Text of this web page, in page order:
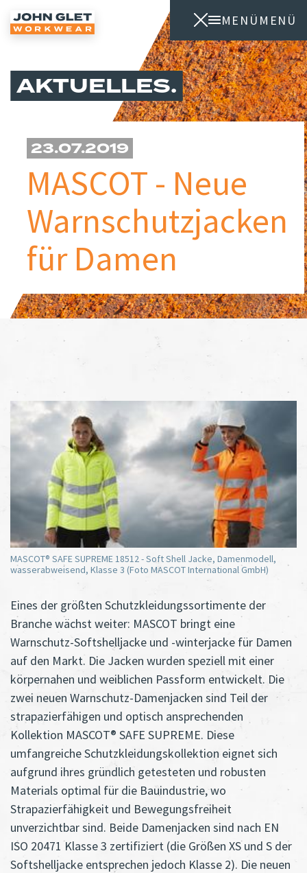
MENÜ
MENÜ
AKTUELLES
MASCOT - Neue
Warnschutzjacken
für Damen
23.07.2019
MASCOT® SAFE SUPREME 18512 - Soft Shell Jacke, Damenmodell,
wasserabweisend, Klasse 3 (Foto MASCOT International GmbH)
Eines der größten Schutzkleidungssortimente der
Branche wächst weiter: MASCOT bringt eine
Warnschutz-Softshelljacke und -winterjacke für Damen
auf den Markt. Die Jacken wurden speziell mit einer
körpernahen und weiblichen Passform entwickelt. Die
zwei neuen Warnschutz-Damenjacken sind Teil der
strapazierfähigen und optisch ansprechenden
Kollektion MASCOT® SAFE SUPREME. Diese
umfangreiche Schutzkleidungskollektion eignet sich
aufgrund ihres gründlich getesteten und robusten
Materials optimal für die Bauindustrie, wo
Strapazierfähigkeit und Bewegungsfreiheit
unverzichtbar sind. Beide Damenjacken sind nach EN
ISO 20471 Klasse 3 zertifiziert (die Größen XS und S der
Softshelljacke entsprechen jedoch Klasse 2). Die neuen